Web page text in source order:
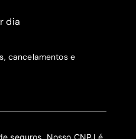
dia
cancelamentos e
seguros. Nosso CNPJ é